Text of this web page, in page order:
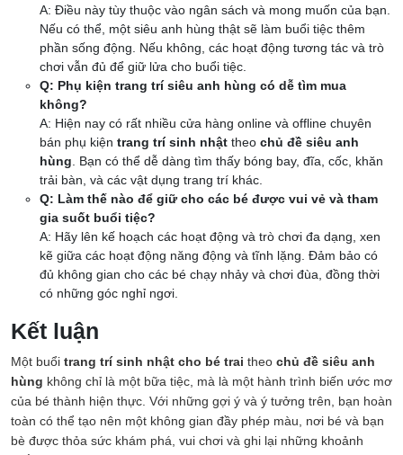
A: Điều này tùy thuộc vào ngân sách và mong muốn của bạn.
Nếu có thể, một siêu anh hùng thật sẽ làm buổi tiệc thêm
phần sống động. Nếu không, các hoạt động tương tác và trò
chơi vẫn đủ để giữ lửa cho buổi tiệc.
Q: Phụ kiện trang trí siêu anh hùng có dễ tìm mua
không?
A: Hiện nay có rất nhiều cửa hàng online và offline chuyên
bán phụ kiện trang trí sinh nhật theo chủ đề siêu anh
hùng. Bạn có thể dễ dàng tìm thấy bóng bay, đĩa, cốc, khăn
trải bàn, và các vật dụng trang trí khác.
Q: Làm thế nào để giữ cho các bé được vui vẻ và tham
gia suốt buổi tiệc?
A: Hãy lên kế hoạch các hoạt động và trò chơi đa dạng, xen
kẽ giữa các hoạt động năng động và tĩnh lặng. Đảm bảo có
đủ không gian cho các bé chạy nhảy và chơi đùa, đồng thời
có những góc nghỉ ngơi.
Kết luận
Một buổi trang trí sinh nhật cho bé trai theo chủ đề siêu anh
hùng không chỉ là một bữa tiệc, mà là một hành trình biến ước mơ
của bé thành hiện thực. Với những gợi ý và ý tưởng trên, bạn hoàn
toàn có thể tạo nên một không gian đầy phép màu, nơi bé và bạn
bè được thỏa sức khám phá, vui chơi và ghi lại những khoảnh